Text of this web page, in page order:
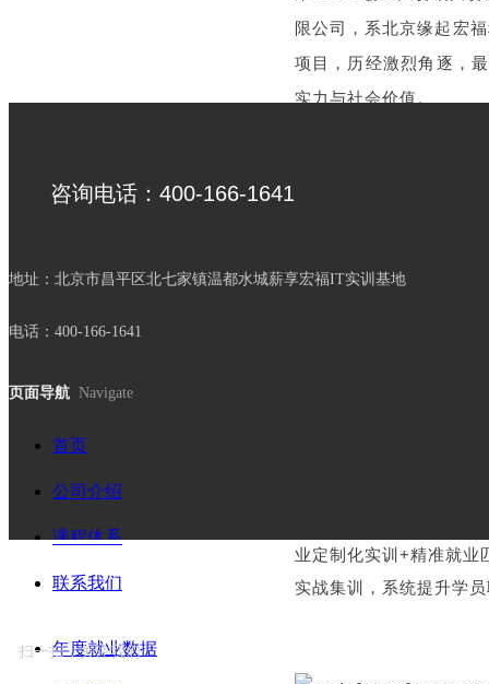
限公司， 系北京缘起宏
项目，历经激烈角逐，
实力与社会价值。
业定制化实训+精准就业
实战集训，系统提升学
咨询电话：400-166-1641
地址：北京市昌平区北七家镇温都水城薪享宏福IT实训基地
电话：400-166-1641
页面导航 Navigate
首页
公司介绍
课程体系
联系我们
年度就业数据
扫一扫，关注我们